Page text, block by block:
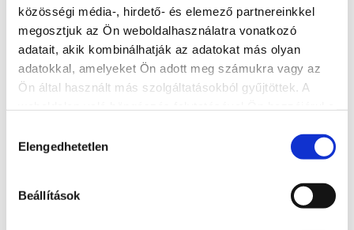
közösségi média-, hirdető- és elemező partnereinkkel
megosztjuk az Ön weboldalhasználatra vonatkozó
adatait, akik kombinálhatják az adatokat más olyan
adatokkal, amelyeket Ön adott meg számukra vagy az
Ön által használt más szolgáltatásokból gyűjtöttek. A
kiválasztása
Elengedhetetlen
Beállítások
SZÉP-kártya elfogadóhely
Nyitvatartás
Asztalfoglalás
Cím
Weboldal